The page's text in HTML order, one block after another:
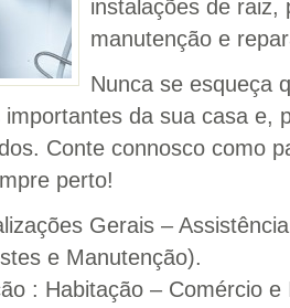
instalações de raiz,
manutenção e
Nunca se esqueça
da sua casa e,
Conte connosco como
perto!
Gerais –
e Manutenção).
: Habitação – Comércio e